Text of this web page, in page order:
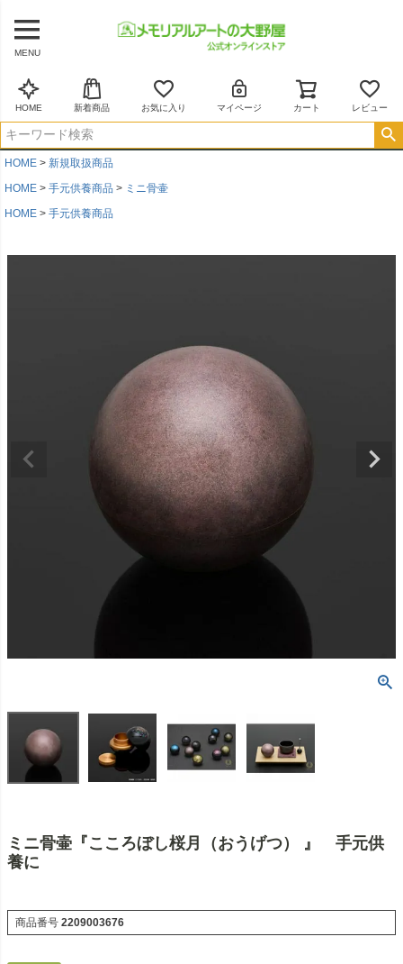
MENU
HOME 新着商品 お気に入り マイページ カート レビュー
HOME
新規取扱商品
HOME
手元供養商品
ミニ骨壷
HOME
手元供養商品
ミニ骨壷『こころぼし桜月（おうげつ） 』 手元供
養に
商品番号 2209003676